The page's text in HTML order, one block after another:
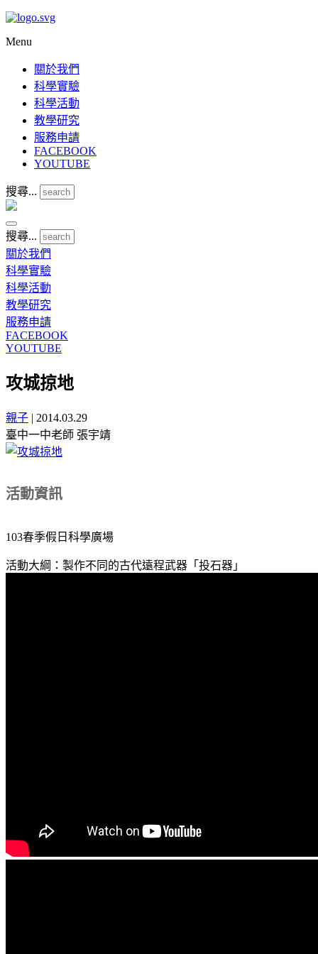
Menu
關於我們
科學實驗
科學活動
教學研究
服務申請
FACEBOOK
YOUTUBE
搜尋...
搜尋...
關於我們
科學實驗
科學活動
教學研究
服務申請
FACEBOOK
YOUTUBE
攻城掠地
親子 | 2014.03.29
臺中一中老師 張宇靖
活動資訊
103春季假日科學廣場
活動大綱：製作不同的古代遠程武器「投石器」